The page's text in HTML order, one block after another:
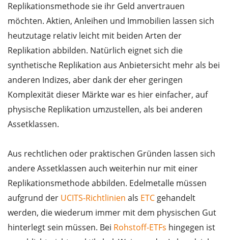
Replikationsmethode sie ihr Geld anvertrauen
möchten. Aktien, Anleihen und Immobilien lassen sich
heutzutage relativ leicht mit beiden Arten der
Replikation abbilden. Natürlich eignet sich die
synthetische Replikation aus Anbietersicht mehr als bei
anderen Indizes, aber dank der eher geringen
Komplexität dieser Märkte war es hier einfacher, auf
physische Replikation umzustellen, als bei anderen
Assetklassen.
Aus rechtlichen oder praktischen Gründen lassen sich
andere Assetklassen auch weiterhin nur mit einer
Replikationsmethode abbilden. Edelmetalle müssen
aufgrund der UCITS-Richtlinien als ETC gehandelt
werden, die wiederum immer mit dem physischen Gut
hinterlegt sein müssen. Bei Rohstoff-ETFs hingegen ist